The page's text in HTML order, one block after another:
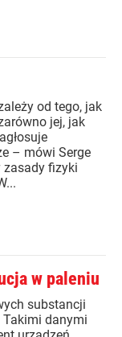
od tego, jak
jej, jak
– mówi Serge
zasady fizyki
w paleniu
substancji
danymi